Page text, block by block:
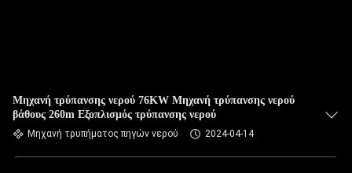
Μηχανή τρύπανσης νερού 76KW Μηχανή τρύπανσης νερού
βάθους 260m Εξοπλισμός τρύπανσης νερού
Μηχανή τρυπήματος πηγών νερού 2024-04-14